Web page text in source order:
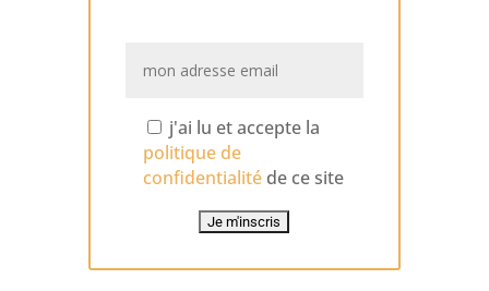
j'ai lu et accepte la
politique de
confidentialitéde ce site